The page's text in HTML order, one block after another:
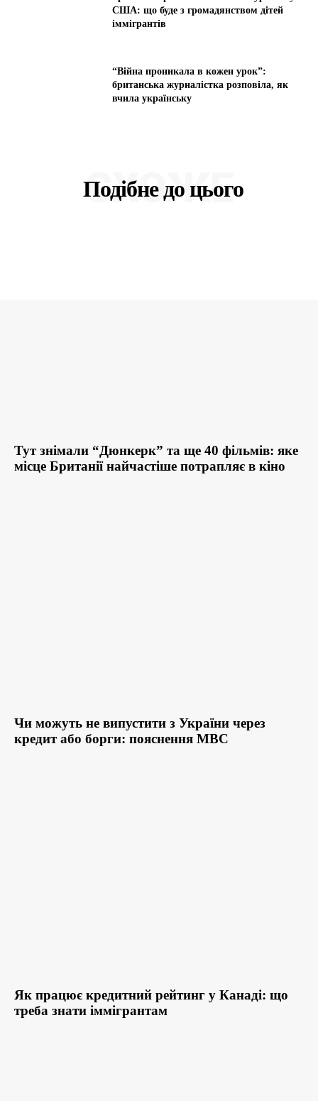
США: що буде з громадянством дітей
іммігрантів
“Війна проникала в кожен урок”:
британська журналістка розповіла, як
вчила українську
Подібне до цього
СХОЖЕ
Тут знімали “Дюнкерк” та ще 40 фільмів: яке
місце Британії найчастіше потрапляє в кіно
Чи можуть не випустити з України через
кредит або борги: пояснення МВС
Як працює кредитний рейтинг у Канаді: що
треба знати іммігрантам